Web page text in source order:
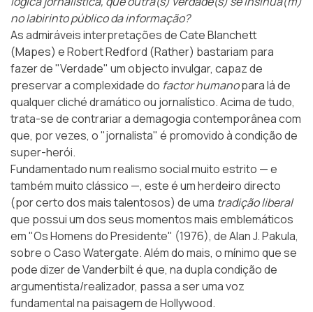
no labirinto público da informação?
As admiráveis interpretações de Cate Blanchett
(Mapes) e Robert Redford (Rather) bastariam para
fazer de "Verdade" um objecto invulgar, capaz de
preservar a complexidade do factor humanopara lá de
qualquer cliché dramático ou jornalístico. Acima de tudo,
trata-se de contrariar a demagogia contemporânea com
que, por vezes, o "jornalista" é promovido à condição de
super-herói.
Fundamentado num realismo social muito estrito — e
também muito clássico —, este é um herdeiro directo
(por certo dos mais talentosos) de uma tradição liberal
que possui um dos seus momentos mais emblemáticos
em"Os Homens do Presidente" (1976), de Alan J. Pakula,
sobre o Caso Watergate. Além do mais, o mínimo que se
pode dizer de Vanderbilt é que, na dupla condição de
argumentista/realizador, passa a ser uma voz
fundamental na paisagem de Hollywood.